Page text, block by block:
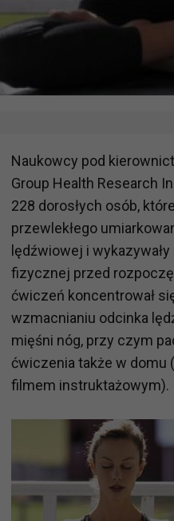
Naukowcy pod
Group Health Research
228 dorosłych osób,
przewlekłego
lędźwiowej i
fizycznej przed
ćwiczeń koncentrował
wzmacnianiu odcinka
mięśni nóg, przy czym
ćwiczenia także w domu
filmem instruktażowym).